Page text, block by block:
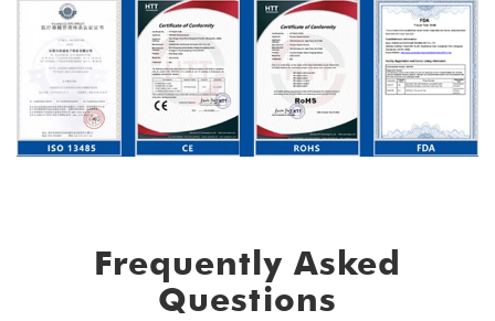
Frequently Asked
Questions